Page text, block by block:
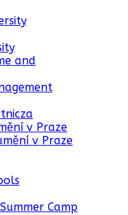
and
v Praze
v Praze
Camp